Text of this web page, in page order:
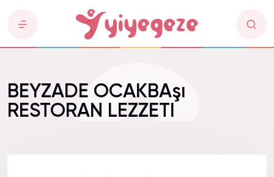
BEYZADE OCAKBAşı
RESTORAN LEZZETI